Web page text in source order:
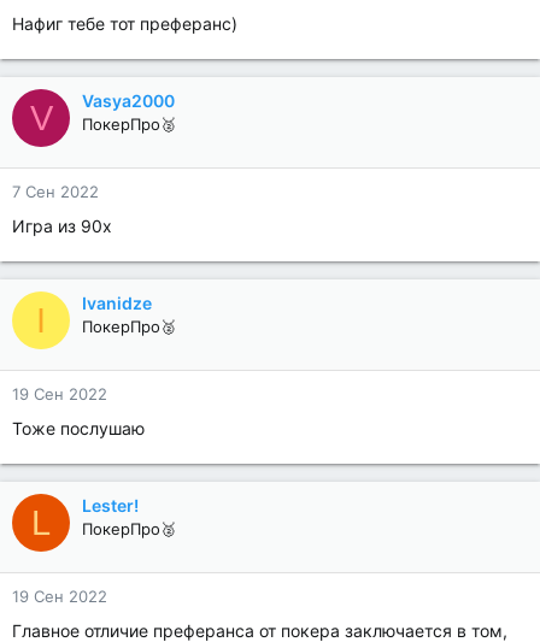
Нафиг тебе тот преферанс)
V Vasya2000
ПокерПро🥈
7 Сен 2022
Игра из 90х
I Ivanidze
ПокерПро🥈
19 Сен 2022
Тоже послушаю
L Lester!
ПокерПро🥈
19 Сен 2022
Главное отличие преферанса от покера заключается в том,